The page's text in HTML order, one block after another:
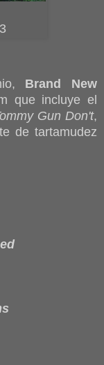
Brand New
que incluye el
Gun Don't,
de tartamudez